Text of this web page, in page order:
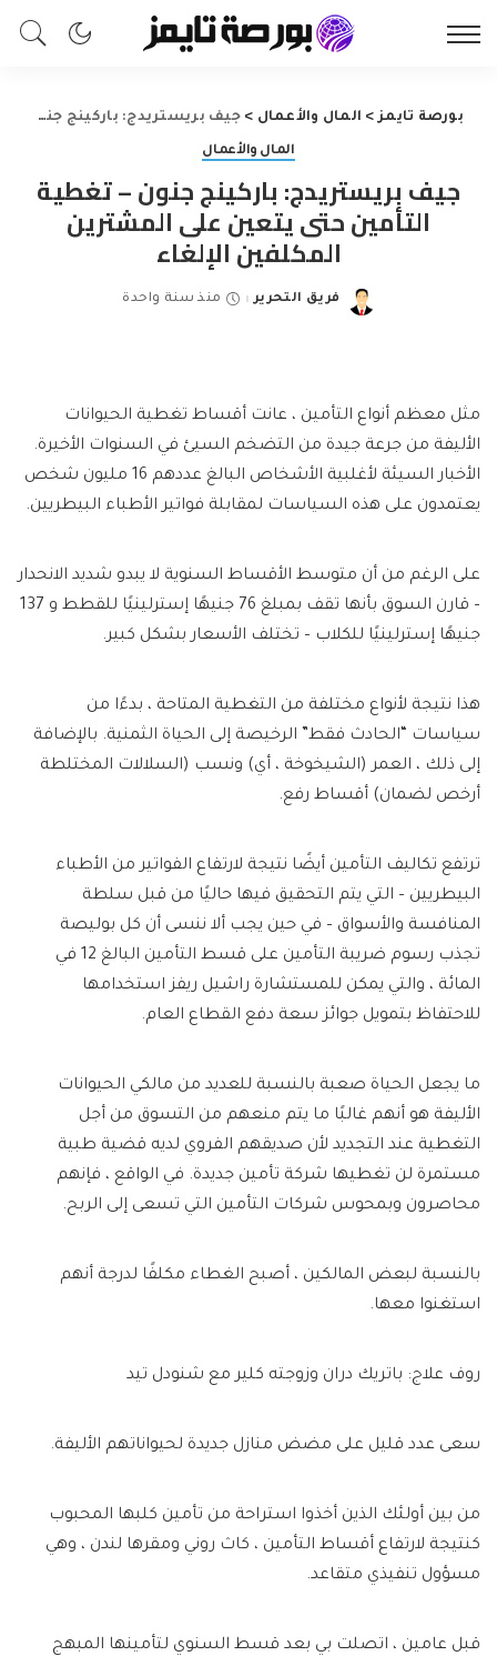
بورصة تايمز> المال والأعمال >جيف بريستريدج: باركينج جنون – تغطية التأمين حتى يتعين على المشترين المكلفين الإلغاء
المال والأعمال
جيف بريستريدج: باركينج جنون – تغطية
التأمين حتى يتعين على المشترين
المكلفين الإلغاء
Posted
فريق التحرير منذ سنة واحدة
مثل معظم أنواع التأمين ، عانت أقساط تغطية الحيوانات
الأليفة من جرعة جيدة من التضخم السيئ في السنوات الأخيرة.
الأخبار السيئة لأغلبية الأشخاص البالغ عددهم 16 مليون شخص
يعتمدون على هذه السياسات لمقابلة فواتير الأطباء البيطريين.
على الرغم من أن متوسط ​​الأقساط السنوية لا يبدو شديد الانحدار
– قارن السوق بأنها تقف بمبلغ 76 جنيهًا إسترلينيًا للقطط و 137
جنيهًا إسترلينيًا للكلاب – تختلف الأسعار بشكل كبير.
هذا نتيجة لأنواع مختلفة من التغطية المتاحة ، بدءًا من
سياسات “الحادث فقط” الرخيصة إلى الحياة الثمنية. بالإضافة
إلى ذلك ، العمر (الشيخوخة ، أي) ونسب (السلالات المختلطة
أرخص لضمان) أقساط رفع.
ترتفع تكاليف التأمين أيضًا نتيجة لارتفاع الفواتير من الأطباء
البيطريين – التي يتم التحقيق فيها حاليًا من قبل سلطة
المنافسة والأسواق – في حين يجب ألا ننسى أن كل بوليصة
تجذب رسوم ضريبة التأمين على قسط التأمين البالغ 12 في
المائة ، والتي يمكن للمستشارة راشيل ريفز استخدامها
للاحتفاظ بتمويل جوائز سعة دفع القطاع العام.
ما يجعل الحياة صعبة بالنسبة للعديد من مالكي الحيوانات
الأليفة هو أنهم غالبًا ما يتم منعهم من التسوق من أجل
التغطية عند التجديد لأن صديقهم الفروي لديه قضية طبية
مستمرة لن تغطيها شركة تأمين جديدة. في الواقع ، فإنهم
محاصرون وبمحوس شركات التأمين التي تسعى إلى الربح.
بالنسبة لبعض المالكين ، أصبح الغطاء مكلفًا لدرجة أنهم
استغنوا معها.
روف علاج: باتريك دران وزوجته كلير مع شنودل تيد
سعى عدد قليل على مضض منازل جديدة لحيواناتهم الأليفة.
من بين أولئك الذين أخذوا استراحة من تأمين كلبها المحبوب
كنتيجة لارتفاع أقساط التأمين ، كاث روني ومقرها لندن ، وهي
مسؤول تنفيذي متقاعد.
قبل عامين ، اتصلت بي بعد قسط السنوي لتأمينها المبهج